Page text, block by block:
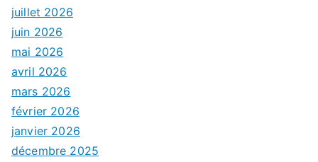
juillet 2026
juin 2026
mai 2026
avril 2026
mars 2026
février 2026
janvier 2026
décembre 2025